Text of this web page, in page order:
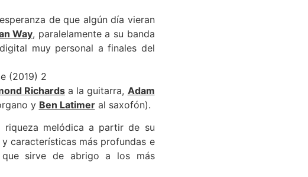
de que algún día vieran
Way, paralelamente a su banda
muy personal a finales del
Richardsa la guitarra, Adam
y Ben Latimeral saxofón).
riqueza melódica a partir de su
características más profundas e
que sirve de abrigo a los más